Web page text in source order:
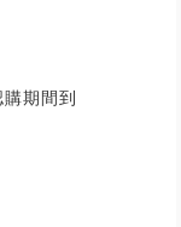
期間到